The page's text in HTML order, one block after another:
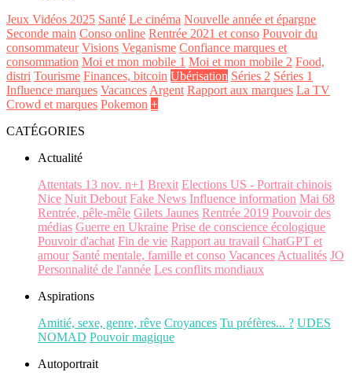
Jeux Vidéos 2025 Santé Le cinéma Nouvelle année et épargne
Seconde main Conso online Rentrée 2021 et conso Pouvoir du
consommateur Visions Veganisme Confiance marques et
consommation Moi et mon mobile 1 Moi et mon mobile 2 Food,
distri Tourisme Finances, bitcoin Ubérisation Séries 2 Séries 1
Influence marques Vacances Argent Rapport aux marques La TV
Crowd et marques Pokemon +
CATÉGORIES
Actualité
Attentats 13 nov. n+1 Brexit Elections US - Portrait chinois
Nice Nuit Debout Fake News Influence information Mai 68
Rentrée, pêle-mêle Gilets Jaunes Rentrée 2019 Pouvoir des
médias Guerre en Ukraine Prise de conscience écologique
Pouvoir d'achat Fin de vie Rapport au travail ChatGPT et
amour Santé mentale, famille et conso Vacances Actualités JO
Personnalité de l'année Les conflits mondiaux
Aspirations
Amitié, sexe, genre, rêve Croyances Tu préfères... ? UDES
NOMAD Pouvoir magique
Autoportrait